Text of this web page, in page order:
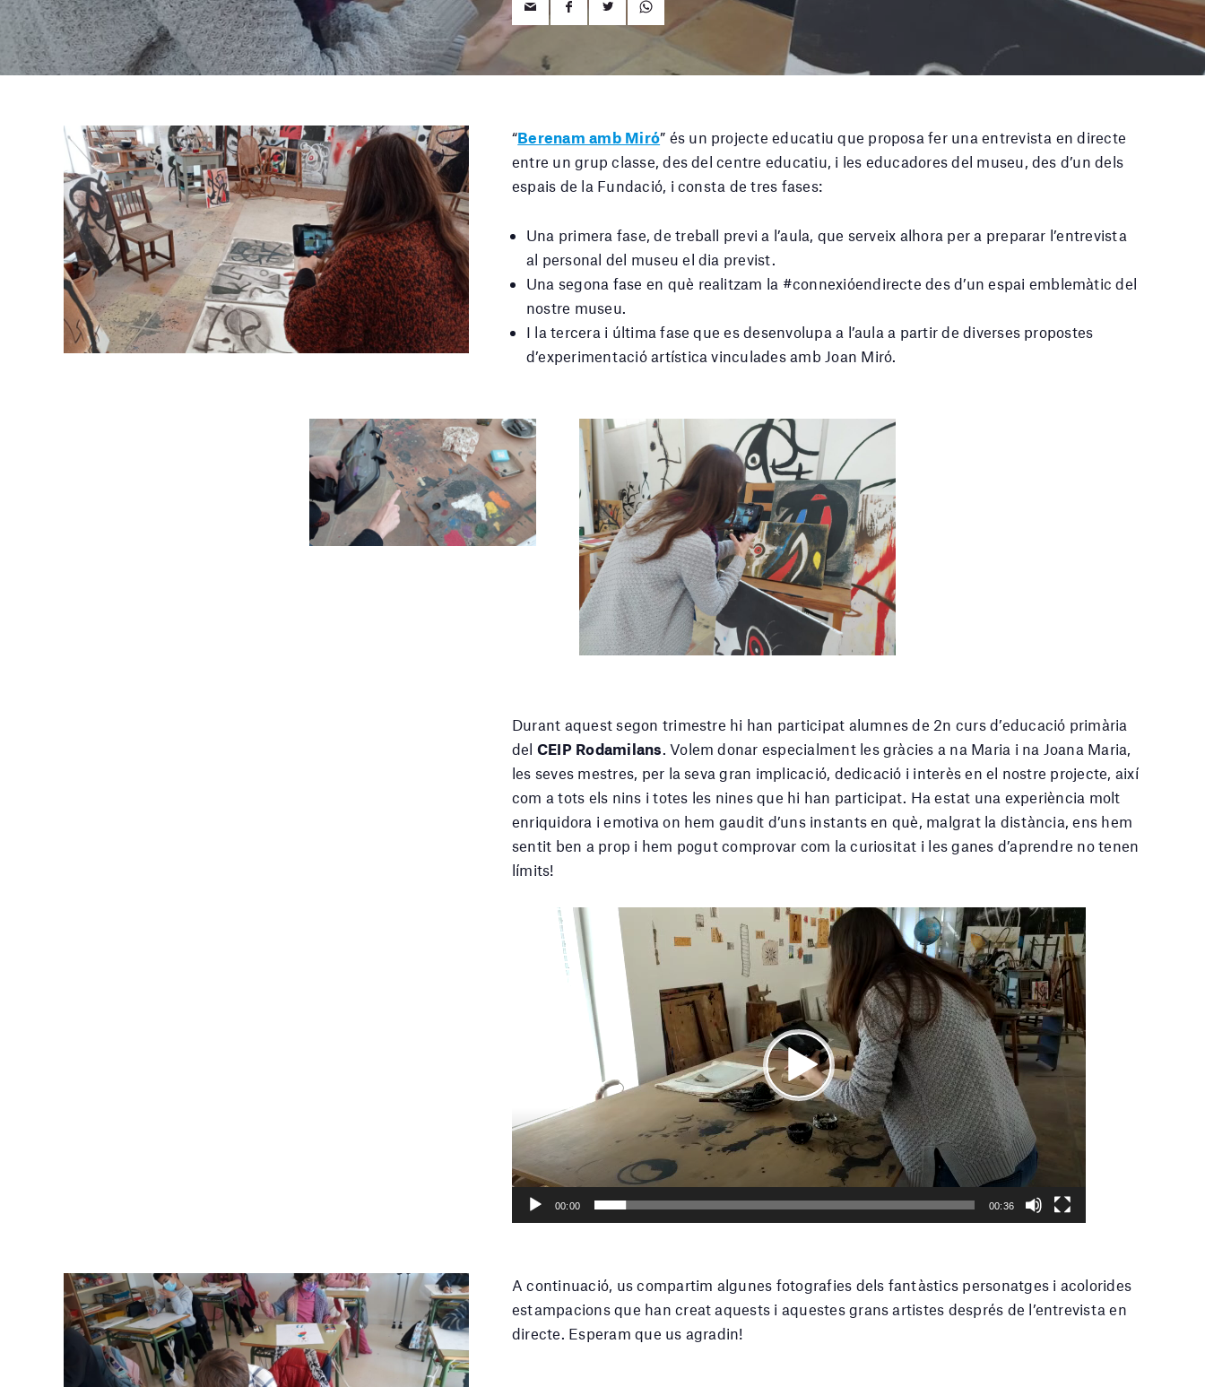
“Berenam amb Miró” és un projecte educatiu que proposa fer una entrevista en directe
entre un grup classe, des del centre educatiu, i les educadores del museu, des d’un dels
espais de la Fundació, i consta de tres fases:
Una primera fase, de treball previ a l’aula, que serveix alhora per a preparar l’entrevista
al personal del museu el dia previst.
Una segona fase en què realitzam la #connexióendirecte des d’un espai emblemàtic del
nostre museu.
I la tercera i última fase que es desenvolupa a l’aula a partir de diverses propostes
d’experimentació artística vinculades amb Joan Miró.
Durant aquest segon trimestre hi han participat alumnes de 2n curs d’educació primària
del CEIP Rodamilans. Volem donar especialment les gràcies a na Maria i na Joana Maria,
les seves mestres, per la seva gran implicació, dedicació i interès en el nostre projecte, així
com a tots els nins i totes les nines que hi han participat. Ha estat una experiència molt
enriquidora i emotiva on hem gaudit d’uns instants en què, malgrat la distància, ens hem
sentit ben a prop i hem pogut comprovar com la curiositat i les ganes d’aprendre no tenen
límits!
Reproductor
00:00 00:36
Play
Play
Seek
Current
time
00:36
Toggle
Mute
Volume
Toggle
Fullscreen
A continuació, us compartim algunes fotografies dels fantàstics personatges i acolorides
estampacions que han creat aquests i aquestes grans artistes després de l’entrevista en
directe. Esperam que us agradin!